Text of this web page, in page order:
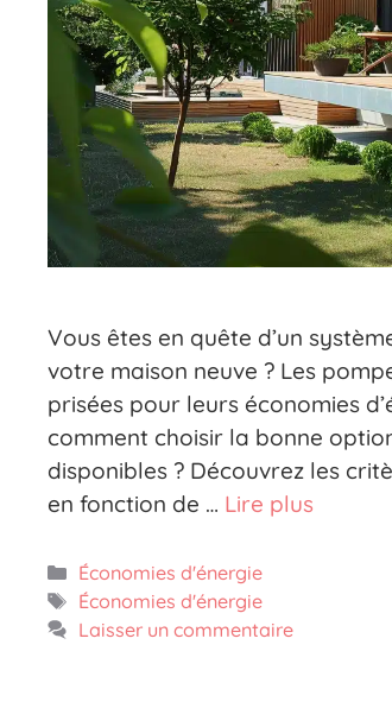
Vous êtes en quête d’un
votre maison neuve ? Les
prisées pour leurs économies
comment choisir la bonne
disponibles ? Découvrez les
en fonction de … Lire plus
Catégories
Économies d'énergie
Étiquettes
Économies d'énergie
Laisser un commentaire